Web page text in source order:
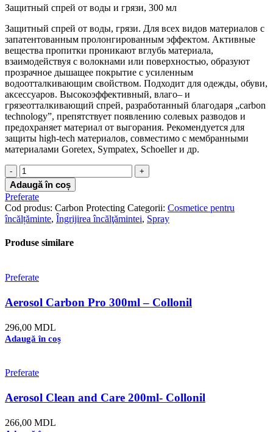
Защитный спрей от воды и грязи, 300 мл
Защитный спрей от воды, грязи. Для всех видов материалов c
запатентованным пролонгированным эффектом. Активные
вещества пропитки проникают вглубь материала,
взаимодействуя с волокнами или поверхностью, образуют
прозрачное дышащее покрытие с усиленным
водоотталкивающим свойством. Подходит для одежды, обуви,
аксессуаров. Высокоэффективный, влаго– и
грязеотталкивающий спрей, разработанный благодаря „carbon
technology”, препятствует появлению солевых разводов и
предохраняет материал от выгорания. Рекомендуется для
защиты high-tech материалов, совместимо с мембранными
материалами Goretex, Sympatex, Schoeller и др.
Cantitate
Aerosol
Carbon
Protecting
300ml
-
Adaugă în coș
Preferate
Cod produs: Carbon Protecting Categorii: Cosmetice pentru
încălțăminte, Îngrijirea încălţămintei, Spray
Produse similare
Preferate
Aerosol Carbon Pro 300ml – Collonil
296,00 MDL
Adaugă în coș
Preferate
Aerosol Clean and Care 200ml- Collonil
266,00 MDL